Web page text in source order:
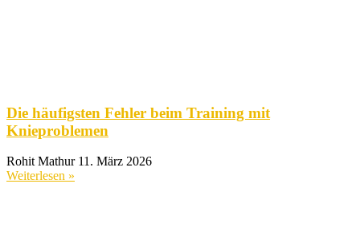
Die häufigsten Fehler beim Training mit
Knieproblemen
Rohit Mathur 11. März 2026
Weiterlesen »